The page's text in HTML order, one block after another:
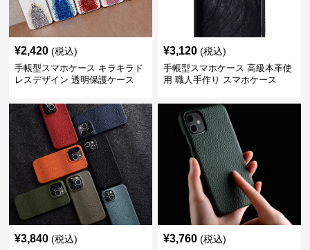
¥2,420 (税込)
手帳型スマホケース キラキラド
レスデザイン 透明保護ケース
¥3,120 (税込)
手帳型スマホケース 高級本革使
用 職人手作り スマホケース
¥3,840 (税込) ¥3,760 (税込)